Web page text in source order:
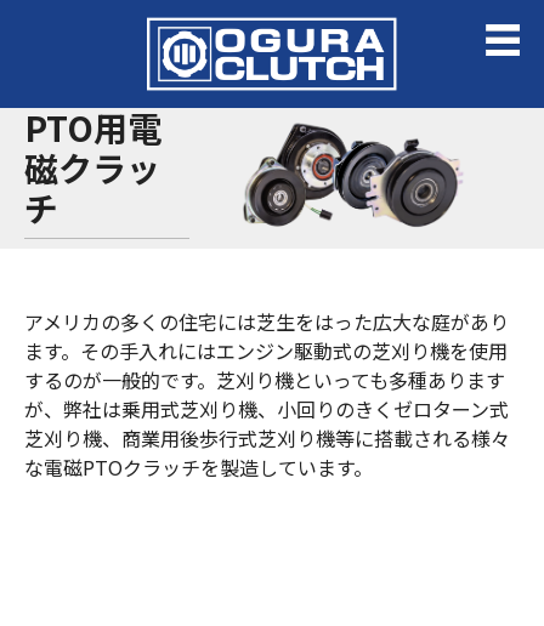
PTO用電
磁クラッ
チ
アメリカの多くの住宅には芝生をはった広大な庭があり
ます。その手入れにはエンジン駆動式の芝刈り機を使用
するのが一般的です。芝刈り機といっても多種あります
が、弊社は乗用式芝刈り機、小回りのきくゼロターン式
芝刈り機、商業用後歩行式芝刈り機等に搭載される様々
な電磁PTOクラッチを製造しています。